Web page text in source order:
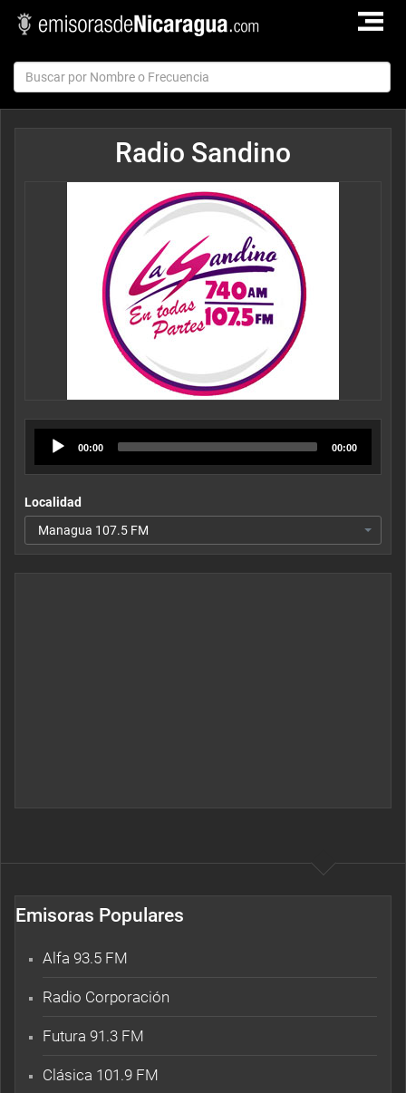
TOGGLE
Radio Sandino
Player
00:00 00:00
Localidad
Managua 107.5 FM
Emisoras Populares
Alfa 93.5 FM
Radio Corporación
Futura 91.3 FM
Clásica 101.9 FM